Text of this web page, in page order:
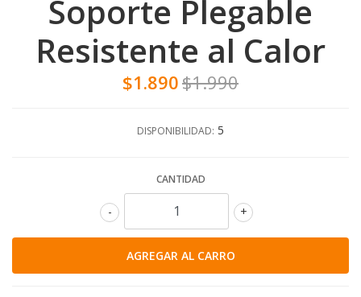
Soporte Plegable
Resistente al Calor
$1.890$1.990
DISPONIBILIDAD: 5
CANTIDAD
+
-